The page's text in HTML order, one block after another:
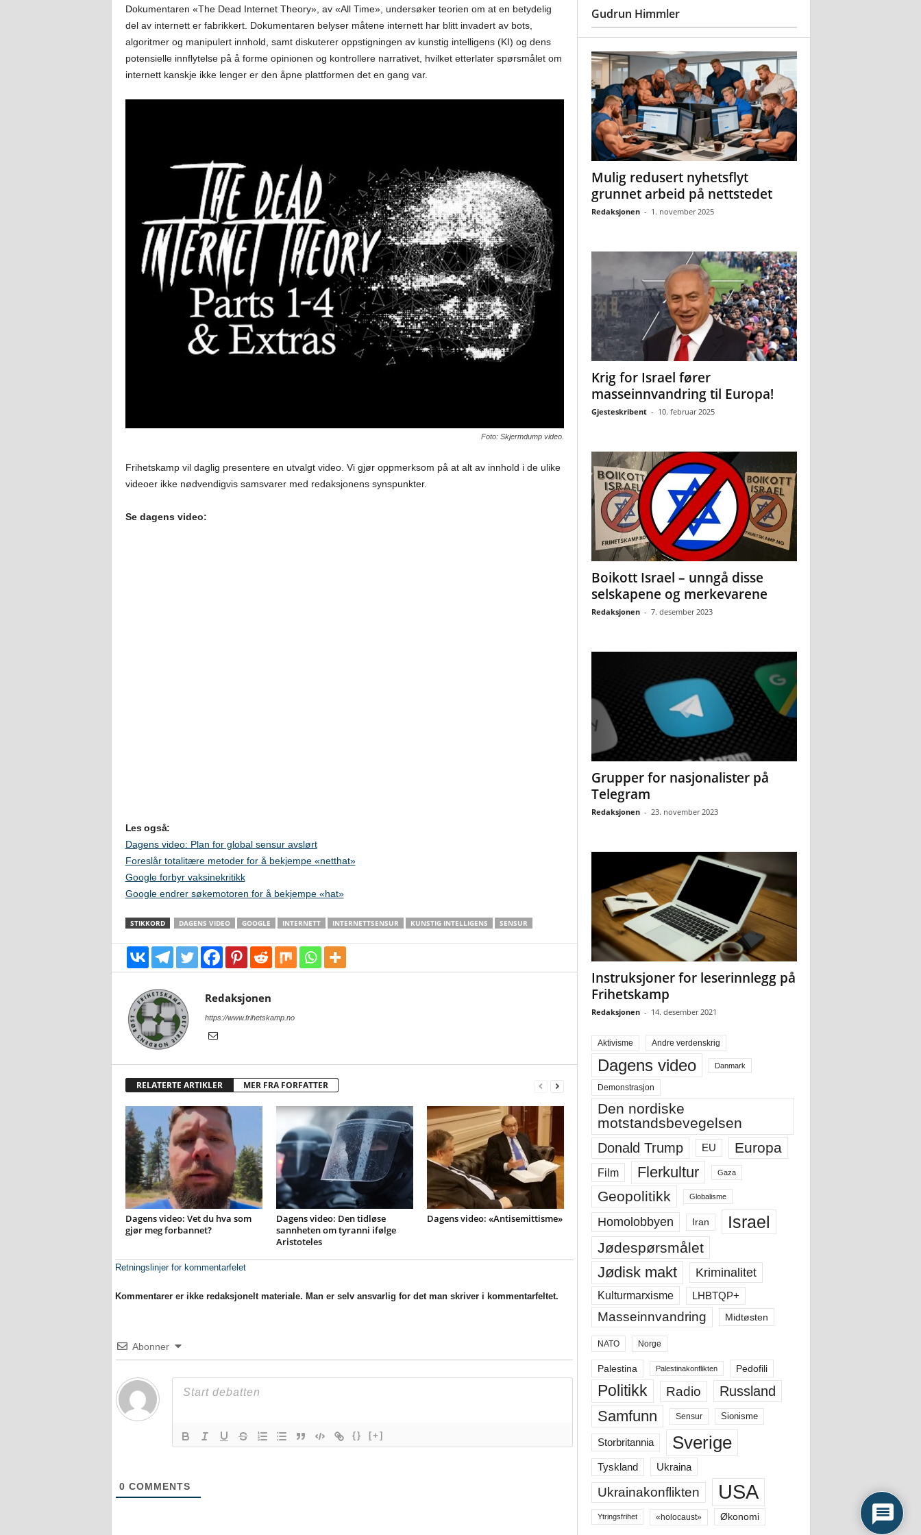
Dokumentaren «The Dead Internet Theory», av «All Time», undersøker teorien om at en betydelig
del av internett er fabrikkert. Dokumentaren belyser måtene internett har blitt invadert av bots,
algoritmer og manipulert innhold, samt diskuterer oppstigningen av kunstig intelligens (KI) og dens
potensielle innflytelse på å forme opinionen og kontrollere narrativet, hvilket etterlater spørsmålet om
internett kanskje ikke lenger er den åpne plattformen det en gang var.
Foto: Skjermdump video.
Frihetskamp vil daglig presentere en utvalgt video. Vi gjør oppmerksom på at alt av innhold i de ulike
videoer ikke nødvendigvis samsvarer med redaksjonens synspunkter.
Se dagens video:
Les også:
Dagens video: Plan for global sensur avslørt
Foreslår totalitære metoder for å bekjempe «netthat»
Google forbyr vaksinekritikk
Google endrer søkemotoren for å bekjempe «hat»
STIKKORD DAGENS VIDEO GOOGLE INTERNETT INTERNETTSENSUR KUNSTIG INTELLIGENS SENSUR
Redaksjonen
https://www.frihetskamp.no
RELATERTE ARTIKLER MER FRA FORFATTER
Dagens video: Vet du hva som
gjør meg forbannet?
Dagens video: Den tidløse
sannheten om tyranni ifølge
Aristoteles
Dagens video: «Antisemittisme»
Retningslinjer for kommentarfelet
Kommentarer er ikke redaksjonelt materiale. Man er selv ansvarlig for det man skriver i kommentarfeltet.
Abonner
{} [+]
0 COMMENTS
Gudrun Himmler
Mulig redusert nyhetsflyt
grunnet arbeid på nettstedet
Redaksjonen - 1. november 2025
Krig for Israel fører
masseinnvandring til Europa!
Gjesteskribent - 10. februar 2025
Boikott Israel – unngå disse
selskapene og merkevarene
Redaksjonen - 7. desember 2023
Grupper for nasjonalister på
Telegram
Redaksjonen - 23. november 2023
Instruksjoner for leserinnlegg på
Frihetskamp
Redaksjonen - 14. desember 2021
Aktivisme Andre verdenskrig
Dagens video Danmark
Demonstrasjon
Den nordiske
motstandsbevegelsen
Donald Trump EU Europa
Film Flerkultur Gaza
Geopolitikk Globalisme
Homolobbyen Iran Israel
Jødespørsmålet
Jødisk makt Kriminalitet
Kulturmarxisme LHBTQP+
Masseinnvandring Midtøsten
NATO Norge
Palestina Palestinakonflikten Pedofili
Politikk Radio Russland
Samfunn Sensur Sionisme
Storbritannia Sverige
Tyskland Ukraina
Ukrainakonflikten USA
Ytringsfrihet «holocaust» Økonomi